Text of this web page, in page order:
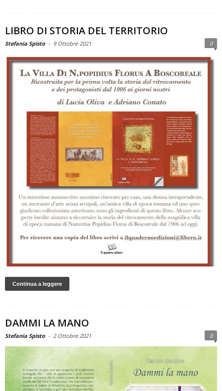
LIBRO DI STORIA DEL TERRITORIO
Stefania Spisto - 9 Ottobre 2021 0
Continua a leggere
DAMMI LA MANO
Stefania Spisto - 2 Ottobre 2021 0